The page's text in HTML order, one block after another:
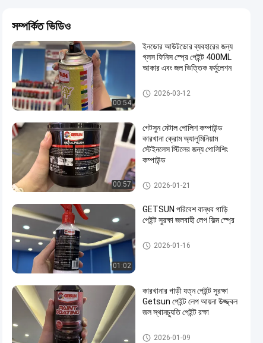
সম্পর্কিত ভিডিও
00:54
ইনডোর আউটডোর ব্যবহারের জন্য
গ্লস ফিনিস স্প্রে পেইন্ট 400ML
আকার এবং জল ভিত্তিক ফর্মুলেশন
গাড়ী যত্ন পণ্য
2026-03-12
00:57
গেটসুন মেটাল পোলিশ কম্পাউন্ড
কারখানা ক্রোম অ্যালুমিনিয়াম
স্টেইনলেস স্টিলের জন্য পোলিশিং
কম্পাউন্ড
গাড়ী যত্ন পণ্য
2026-01-21
01:02
GETSUN পরিবেশ বান্ধব গাড়ি
পেইন্ট সুরক্ষা জলবাহী লেপ ফিল্ম স্প্রে
গাড়ী যত্ন পণ্য
2026-01-16
কারখানার গাড়ী যত্ন পেইন্ট সুরক্ষা
Getsun পেইন্ট লেপ আয়না উজ্জ্বল
জল স্থানচ্যুতি পেইন্ট রক্ষা
Car Care Paint
2026-01-09